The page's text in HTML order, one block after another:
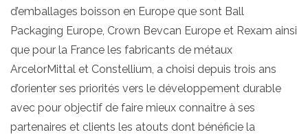
d’emballages boisson en Europe que sont Ball
Packaging Europe, Crown Bevcan Europe et Rexam ainsi
que pour la France les fabricants de métaux
ArcelorMittal et Constellium, a choisi depuis trois ans
d’orienter ses priorités vers le développement durable
avec pour objectif de faire mieux connaitre à ses
partenaires et clients les atouts dont bénéficie la